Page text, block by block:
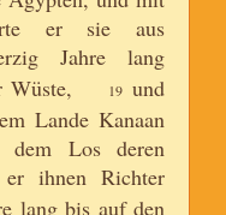
er sie aus
Jahre lang
Wüste,
19 und
Lande Kanaan
Los deren
ihnen Richter
lang bis auf den